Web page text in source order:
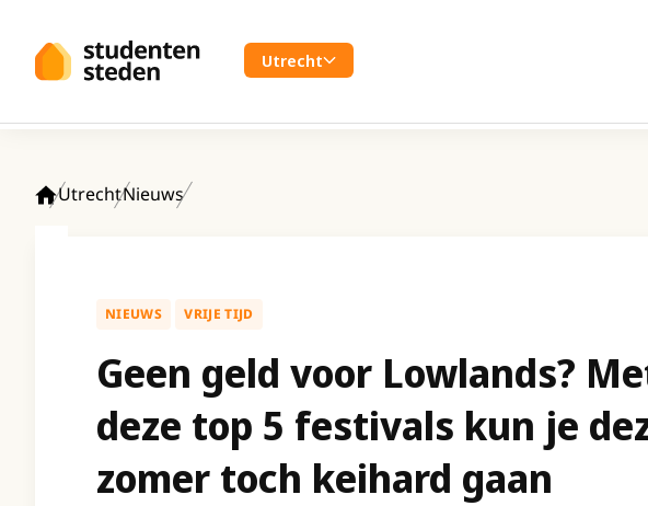
Utrecht
UtrechtNieuws
NIEUWS VRIJE TIJD
Geen geld voor Lowlands?
deze top 5 festivals kun je
zomer toch keihard gaan